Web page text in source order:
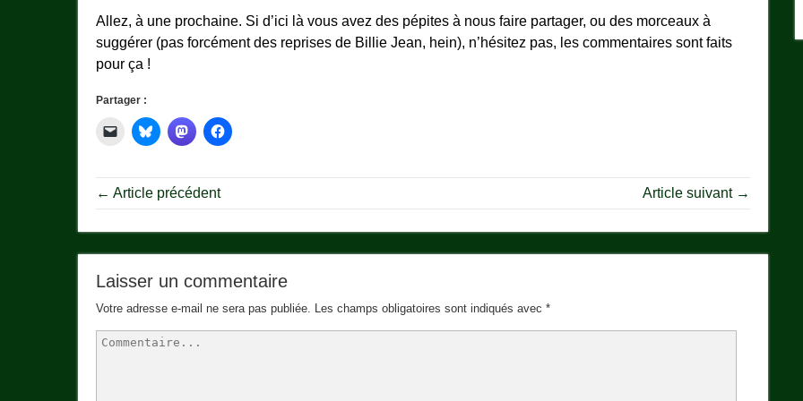
Allez, à une prochaine. Si d’ici là vous avez des pépites à nous faire partager, ou des morceaux à
suggérer (pas forcément des reprises de Billie Jean, hein), n’hésitez pas, les commentaires sont faits
pour ça !
Partager :
← Article précédent Article suivant →
Laisser un commentaire
Votre adresse e-mail ne sera pas publiée. Les champs obligatoires sont indiqués avec *